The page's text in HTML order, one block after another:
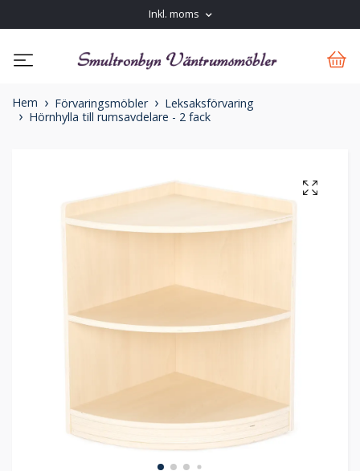
Inkl. moms
Hem Förvaringsmöbler
Leksaksförvaring
Hörnhylla till rumsavdelare - 2 fack